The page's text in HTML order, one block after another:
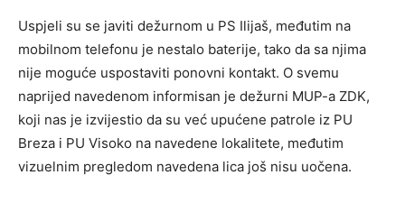
Uspjeli su se javiti dežurnom u PS Ilijaš, međutim na
mobilnom telefonu je nestalo baterije, tako da sa njima
nije moguće uspostaviti ponovni kontakt. O svemu
naprijed navedenom informisan je dežurni MUP-a ZDK,
koji nas je izvijestio da su već upućene patrole iz PU
Breza i PU Visoko na navedene lokalitete, međutim
vizuelnim pregledom navedena lica još nisu uočena.